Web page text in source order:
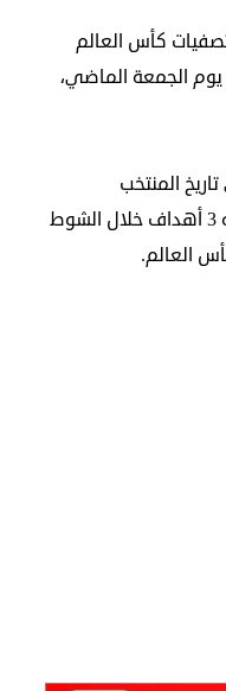
كأس العالم
يوم الجمعة الماضي،
المنتخب
الإيطالي التي تتلقى فيها شباكه 3 أهداف خلال الشوط
العالم.